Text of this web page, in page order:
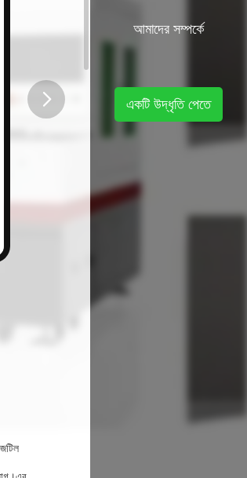
আমাদের সম্পর্কে
একটি উদ্ধৃতি পেতে